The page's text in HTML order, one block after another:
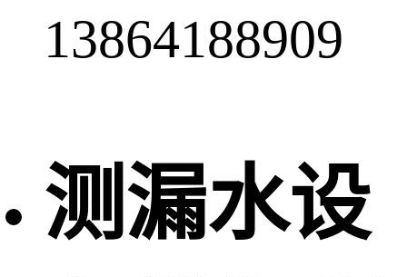
13864188909
测漏水设